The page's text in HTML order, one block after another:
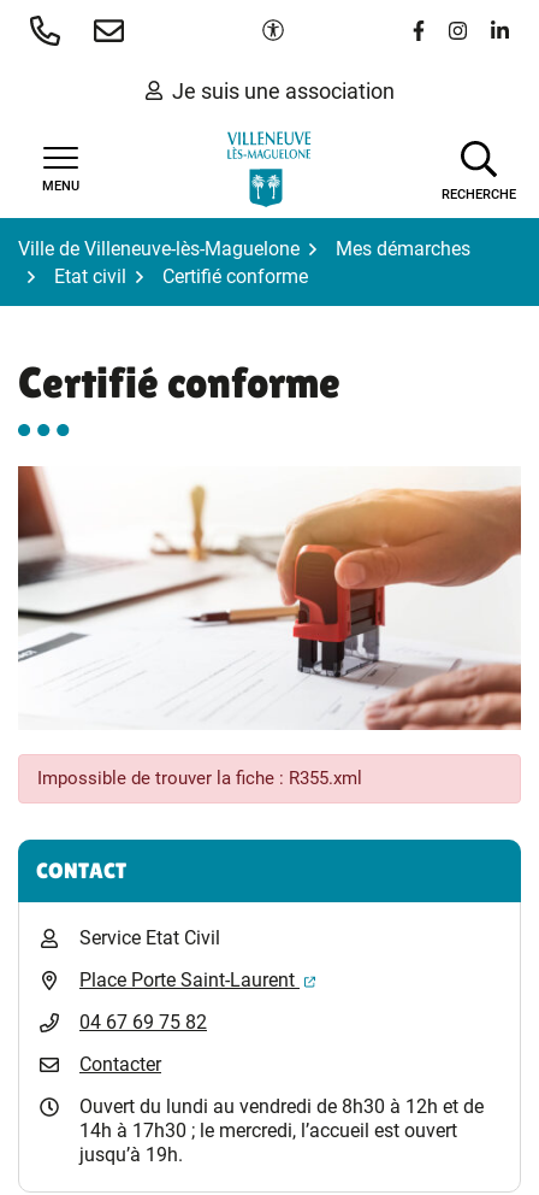
Aller
Paramètres d'accessibilité
Lien vers le
Lien vers
Lien
Je suis une association
MENU
RECHERCHE
Ville de Villeneuve-lès-Maguelone
Mes démarches
Etat civil
Certifié conforme
Certifié conforme
Impossible de trouver la fiche : R355.xml
Informations complémentaires
CONTACT
Service Etat Civil
Place Porte Saint-Laurent
(ouverture dans un
04 67 69 75 82
Contacter
Ouvert du lundi au vendredi de 8h30 à 12h et de
14h à 17h30 ; le mercredi, l’accueil est ouvert
jusqu’à 19h.